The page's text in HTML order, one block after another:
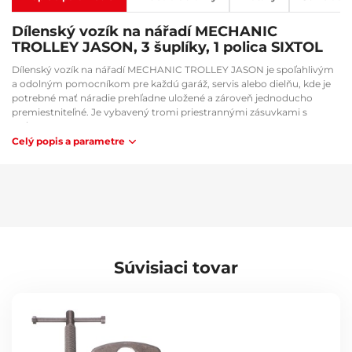
Dílenský vozík na nářadí MECHANIC
TROLLEY JASON, 3 šuplíky, 1 polica SIXTOL
Dílenský vozík na nářadí MECHANIC TROLLEY JASON je spoľahlivým
a odolným pomocníkom pre každú garáž, servis alebo dielňu, kde je
potrebné mať náradie prehľadne uložené a zároveň jednoducho
premiestniteľné. Je vybavený tromi priestrannými zásuvkami s
guľôčkovými výsuvmi pre plynulé otváranie a zatváranie, jednou
spodnou policou na väčšie nástroje a robustnou hornou pracovnou
Spodná otvorená polica pre objemnejšie nástroje
Veľké kolieska s brzdami pre ľahkú manipuláciu
Horná pracovná plocha so zvýšeným lemom
Celý popis a parametre
Súvisiaci tovar